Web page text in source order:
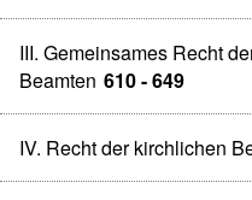
III. Gemeinsames Recht
Beamten 610 - 649
IV. Recht der kirchlichen